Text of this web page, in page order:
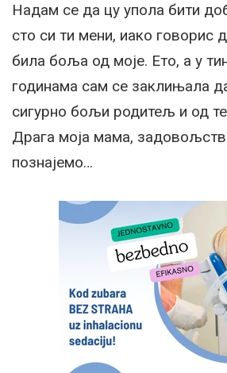
Надам се да цу упола бити
сто си ти мени, иако говорис
била боља од моје. Ето, а у
годинама сам се заклињала
сигурно бољи родитељ и од
Драга моја мама,
познајемо…